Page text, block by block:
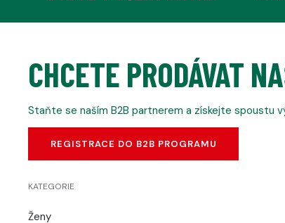
CHCETE PRODÁVAT
Staňte se naším B2B partnerem a získejte spoustu
REGISTRACE DO B2B PROGRAMU
KATEGORIE
Ženy